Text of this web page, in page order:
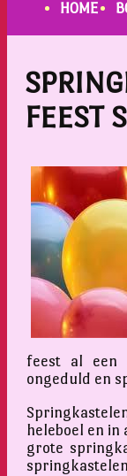
HOME
FEEST
feest al een
ongeduld en
heleboel en in
grote